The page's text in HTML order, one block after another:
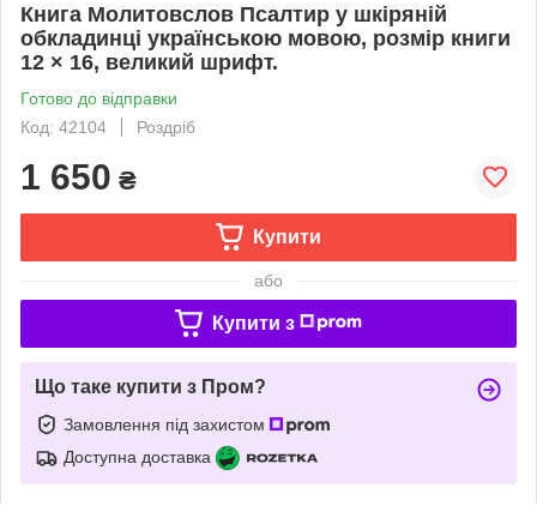
Книга Молитовслов Псалтир у шкіряній
обкладинці українською мовою, розмір книги
12 × 16, великий шрифт.
Готово до відправки
Код: 42104
Роздріб
1 650 ₴
Купити
або
Купити з
Що таке купити з Пром?
Замовлення під захистом
Доступна доставка